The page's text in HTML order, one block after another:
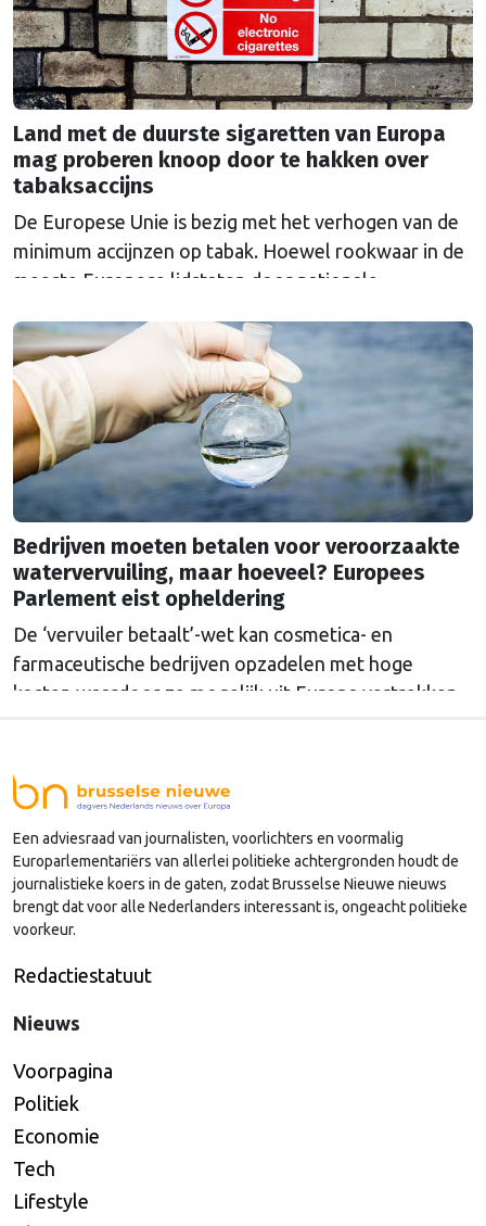
Land met de duurste sigaretten van Europa
mag proberen knoop door te hakken over
tabaksaccijns
De Europese Unie is bezig met het verhogen van de
minimum accijnzen op tabak. Hoewel rookwaar in de
meeste Europese lidstaten door nationale
moet een ondergrens de prijzen in Europa
gelijktrekken en het doel van een rookvrije generatie
in 2040 dichterbij brengen.
Bedrijven moeten betalen voor veroorzaakte
watervervuiling, maar hoeveel? Europees
Parlement eist opheldering
De ‘vervuiler betaalt’-wet kan cosmetica- en
farmaceutische bedrijven opzadelen met hoge
kosten waardoor ze mogelijk uit Europa vertrekken.
Een adviesraad van journalisten, voorlichters en voormalig
Europarlementariërs van allerlei politieke achtergronden houdt de
journalistieke koers in de gaten, zodat Brusselse Nieuwe nieuws
brengt dat voor alle Nederlanders interessant is, ongeacht politieke
voorkeur.
Redactiestatuut
Nieuws
Voorpagina
Politiek
Economie
Tech
Lifestyle